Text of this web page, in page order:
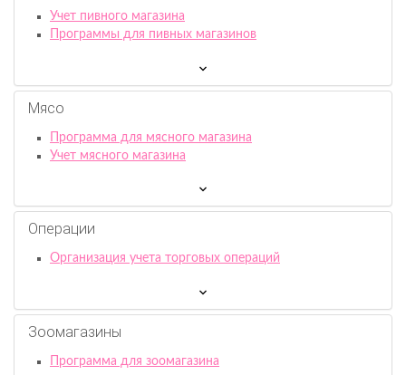
Учет пивного магазина
Программы для пивных магазинов
Мясо
Программа для мясного магазина
Учет мясного магазина
Операции
Организация учета торговых операций
Зоомагазины
Программа для зоомагазина